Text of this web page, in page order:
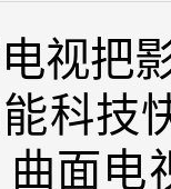
视把
科技
面电